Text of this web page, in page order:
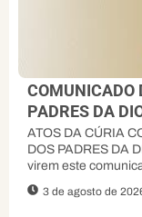
COMUNICADO
PADRES DA
ATOS DA CÚRIA
DOS PADRES DA
virem este
3 de agosto de